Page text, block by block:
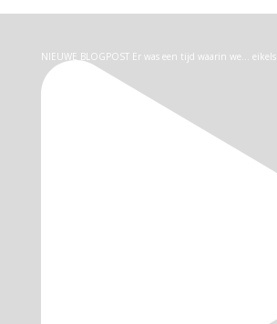
NIEUWE BLOGPOST Er was een tijd waarin we… eikels